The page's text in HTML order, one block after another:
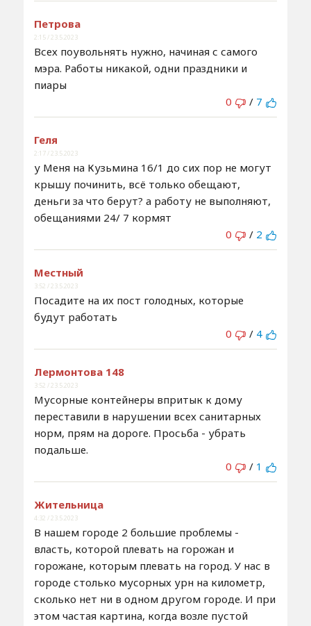
Петрова
2:15 / 23.5.2023
Всех поувольнять нужно, начиная с самого
мэра. Работы никакой, одни праздники и
пиары
0
/ 7
Геля
2:17 / 23.5.2023
у Меня на Кузьмина 16/1 до сих пор не могут
крышу починить, всё только обещают,
деньги за что берут? а работу не выполняют,
обещаниями 24/ 7 кормят
0
/ 2
Местный
3:52 / 23.5.2023
Посадите на их пост голодных, которые
будут работать
0
/ 4
Лермонтова 148
3:52 / 23.5.2023
Мусорные контейнеры впритык к дому
переставили в нарушении всех санитарных
норм, прям на дороге. Просьба - убрать
подальше.
0
/ 1
Жительница
4:32 / 23.5.2023
В нашем городе 2 большие проблемы -
власть, которой плевать на горожан и
горожане, которым плевать на город. У нас в
городе столько мусорных урн на километр,
сколько нет ни в одном другом городе. И при
этом частая картина, когда возле пустой